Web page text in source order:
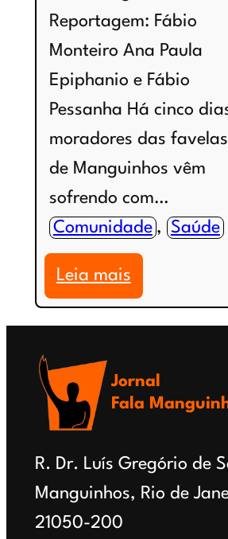
água
Reportagem: Fábio
Monteiro Ana Paula
Epiphanio e Fábio
Pessanha Há cinco
moradores das favelas
de Manguinhos vêm
sofrendo com…
Comunidade , Saúde
Leia mais:
CADÊ
Águas
Jornal
Fala
R. Dr. Luís Gregório de
Manguinhos, Rio de
21050-200